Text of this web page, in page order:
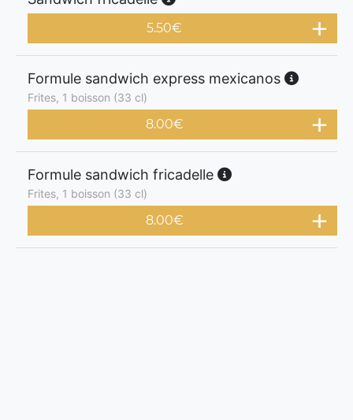
5.50€
Formule sandwich express mexicanos
Frites, 1 boisson (33 cl)
8.00€
Formule sandwich fricadelle
Frites, 1 boisson (33 cl)
8.00€